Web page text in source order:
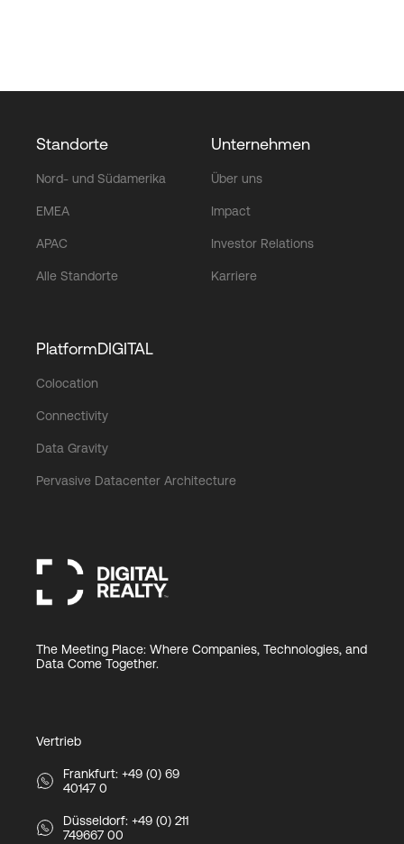
Standorte
Nord- und Südamerika
EMEA
APAC
Alle Standorte
Unternehmen
Über uns
Impact
Investor Relations
Karriere
PlatformDIGITAL
Colocation
Connectivity
Data Gravity
Pervasive Datacenter Architecture
The Meeting Place: Where Companies, Technologies, and
Data Come Together.
Vertrieb
Frankfurt: +49 (0) 69
40147 0
Düsseldorf: +49 (0) 211
749667 00